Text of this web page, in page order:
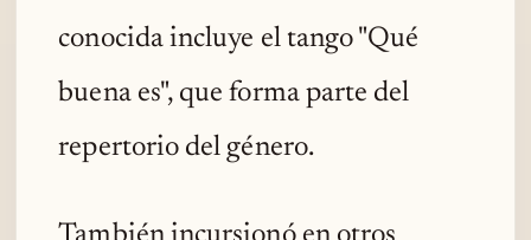
conocida incluye el tango "Qué
buena es", que forma parte del
repertorio del género.